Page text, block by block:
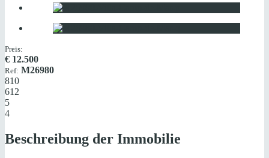
Preis:
€ 12.500
Ref: M26980
810
612
5
4
Beschreibung der Immobilie